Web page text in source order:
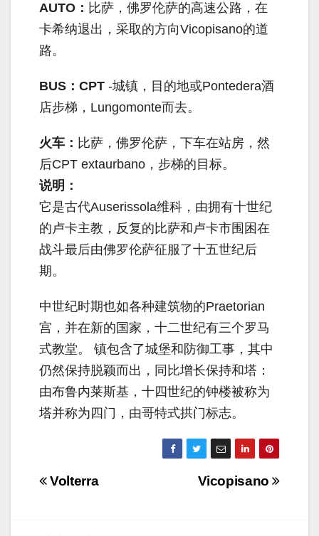
AUTO： 比萨，佛罗伦萨的高速公路，在
卡希纳退出，采取的方向Vicopisano的道
路。
BUS：CPT -城镇，目的地或Pontedera酒
店步梯，Lungomonte而去。
火车： 比萨，佛罗伦萨，下车在站房，然
后CPT extaurbano，步梯的目标。
说明：
它是古代Auserissola维科，由拥有十世纪
的卢卡主教，反复的比萨和卢卡市围困在
战斗最后由佛罗伦萨征服了十五世纪后
期。
中世纪时期也如各种建筑物的Praetorian
宫，并在新的国家，十二世纪有三个罗马
式教堂。 镇包含了城堡和防御工事，其中
仍然保持脱颖而出，同比增长保持和塔：
由布鲁内莱斯基，十四世纪的钟楼被称为
塔并称为四门，由哥特式拱门标志。
Navigazione
Vicopisano
Volterra